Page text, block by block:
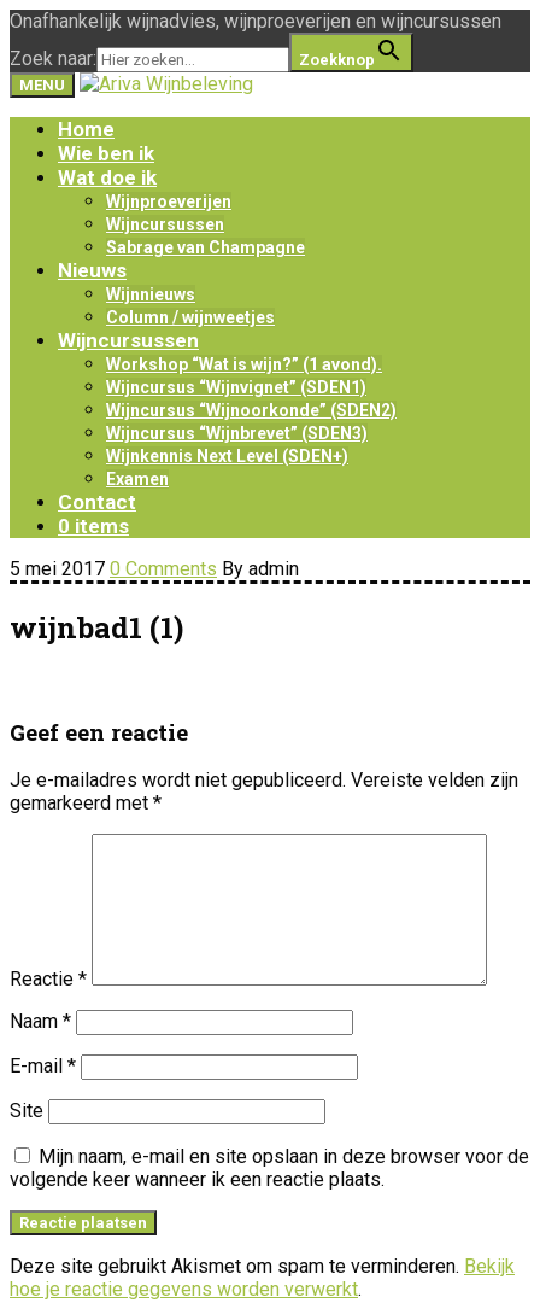
Onafhankelijk wijnadvies, wijnproeverijen en wijncursussen
Zoek naar:
Zoekknop
MENU
Home
Wie ben ik
Wat doe ik
Wijnproeverijen
Wijncursussen
Sabrage van Champagne
Nieuws
Wijnnieuws
Column / wijnweetjes
Wijncursussen
Workshop “Wat is wijn?” (1 avond).
Wijncursus “Wijnvignet” (SDEN1)
Wijncursus “Wijnoorkonde” (SDEN2)
Wijncursus “Wijnbrevet” (SDEN3)
Wijnkennis Next Level (SDEN+)
Examen
Contact
0 items
5 mei 2017 0 Comments By admin
wijnbad1 (1)
Geef een reactie
Je e-mailadres wordt niet gepubliceerd. Vereiste velden zijn
gemarkeerd met *
Reactie *
Naam *
E-mail *
Site
Mijn naam, e-mail en site opslaan in deze browser voor de
volgende keer wanneer ik een reactie plaats.
Deze site gebruikt Akismet om spam te verminderen. Bekijk
hoe je reactie gegevens worden verwerkt.